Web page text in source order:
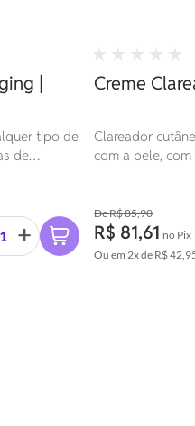
|
tipo de
de
Creme
Clareador
com a pele,
R$ 85,90
R$ 81,61 no Pix
Ou em 2xde R$